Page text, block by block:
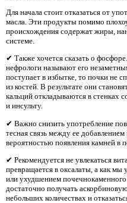
Для начала стоит отказаться от
масла. Эти продукты помимо
происхождения содержат жиры,
системе.
✔ Также хочется сказать о
нефрологи называют его
поступает в избытке, то почки не
из костей. В результате они
кальций откладываются в стенках
и инсульту.
✔ Важно снизить употребление
тесная связь между ее
вероятностью появления камней в
✔ Рекомендуется не увлекаться
превращается в оксалаты, а как мы
или ухудшением почечнокаменного
достаточно получать
небольших количествах и